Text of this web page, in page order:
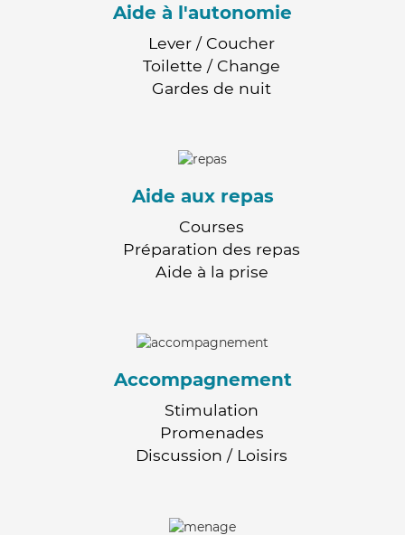
Aide à l'autonomie
Lever / Coucher
Toilette / Change
Gardes de nuit
Aide aux repas
Courses
Préparation des repas
Aide à la prise
Accompagnement
Stimulation
Promenades
Discussion / Loisirs